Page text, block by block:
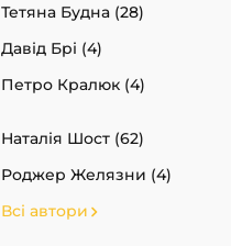
Тетяна Будна (28)
Давід Брі (4)
Петро Кралюк (4)
Наталія Шост (62)
Роджер Желязни (4)
Всі автори